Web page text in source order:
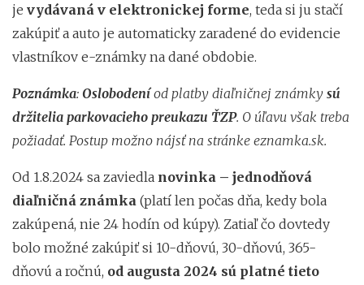
je vydávaná v elektronickej forme, teda si ju stačí
zakúpiť a auto je automaticky zaradené do evidencie
vlastníkov e-známky na dané obdobie.
Poznámka: Oslobodeníod platby diaľničnej známky sú
držitelia parkovacieho preukazu ŤZP. O úľavu však treba
požiadať. Postup možno nájsť na stránke eznamka.sk.
Od 1.8.2024 sa zaviedla novinka – jednodňová
diaľničná známka (platí len počas dňa, kedy bola
zakúpená, nie 24 hodín od kúpy). Zatiaľ čo dovtedy
bolo možné zakúpiť si 10-dňovú, 30-dňovú, 365-
dňovú a ročnú, od augusta 2024 sú platné tieto